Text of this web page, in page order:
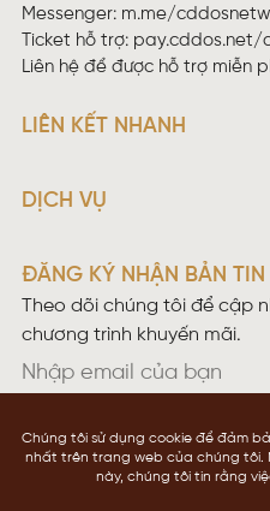
Messenger: m.me/
Ticket hỗ trợ: pay.cddos.net/
Liên hệ để được hỗ trợ miễn
LIÊN KẾT NHANH
DỊCH VỤ
ĐĂNG KÝ NHẬN BẢN TIN
Theo dõi chúng tôi để cập
chương trình khuyến mãi.
Điều khoản sử dụng